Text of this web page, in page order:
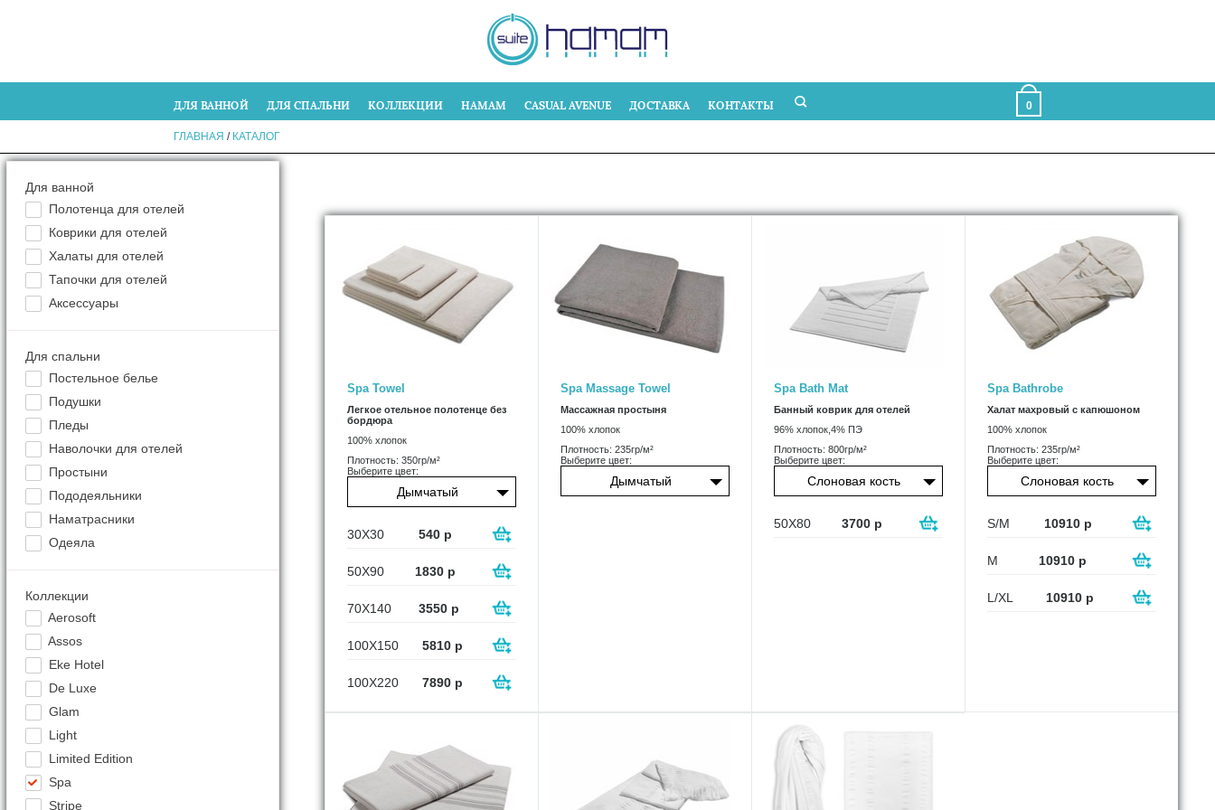
ДЛЯ ВАННОЙ ДЛЯ СПАЛЬНИ КОЛЛЕКЦИИ HAMAM CASUAL AVENUE ДОСТАВКА КОНТАКТЫ 0
ГЛАВНАЯ / КАТАЛОГ
Для ванной
Полотенца для отелей
Коврики для отелей
Халаты для отелей
Тапочки для отелей
Аксессуары
Для спальни
Постельное белье
Подушки
Пледы
Наволочки для отелей
Простыни
Пододеяльники
Наматрасники
Одеяла
Коллекции
Aerosoft
Assos
Eke Hotel
De Luxe
Glam
Light
Limited Edition
Spa
Stripe
Spa Towel
Легкое отельное полотенце без
бордюра
100% хлопок
Плотность: 350гр/м²
Выберите цвет:
Дымчатый
30X30 540 р
50X90 1830 р
70X140 3550 р
100X150 5810 р
100X220 7890 р
Spa Massage Towel
Массажная простыня
100% хлопок
Плотность: 235гр/м²
Выберите цвет:
Дымчатый
Spa Bath Mat
Банный коврик для отелей
96% хлопок,4% ПЭ
Плотность: 800гр/м²
Выберите цвет:
Слоновая кость
50X80 3700 р
Spa Bathrobe
Халат махровый с капюшоном
100% хлопок
Плотность: 235гр/м²
Выберите цвет:
Слоновая кость
S/M 10910 р
M 10910 р
L/XL 10910 р